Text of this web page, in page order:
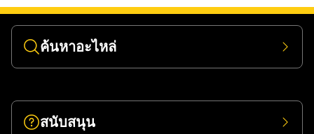
ค้นหาอะไหล่
สนับสนุน